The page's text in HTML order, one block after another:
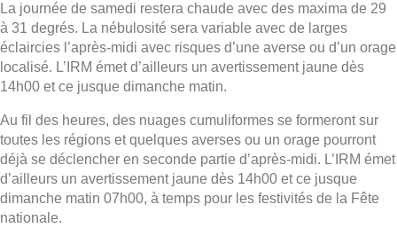
La journée de samedi restera chaude avec des maxima de 29
à 31 degrés. La nébulosité sera variable avec de larges
éclaircies l’après-midi avec risques d’une averse ou d’un orage
localisé. L’IRM émet d’ailleurs un avertissement jaune dès
14h00 et ce jusque dimanche matin.
Au fil des heures, des nuages cumuliformes se formeront sur
toutes les régions et quelques averses ou un orage pourront
déjà se déclencher en seconde partie d’après-midi. L’IRM émet
d’ailleurs un avertissement jaune dès 14h00 et ce jusque
dimanche matin 07h00, à temps pour les festivités de la Fête
nationale.